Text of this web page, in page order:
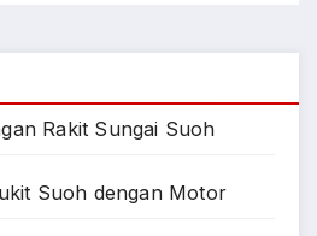
Rakit Sungai Suoh
Suoh dengan Motor